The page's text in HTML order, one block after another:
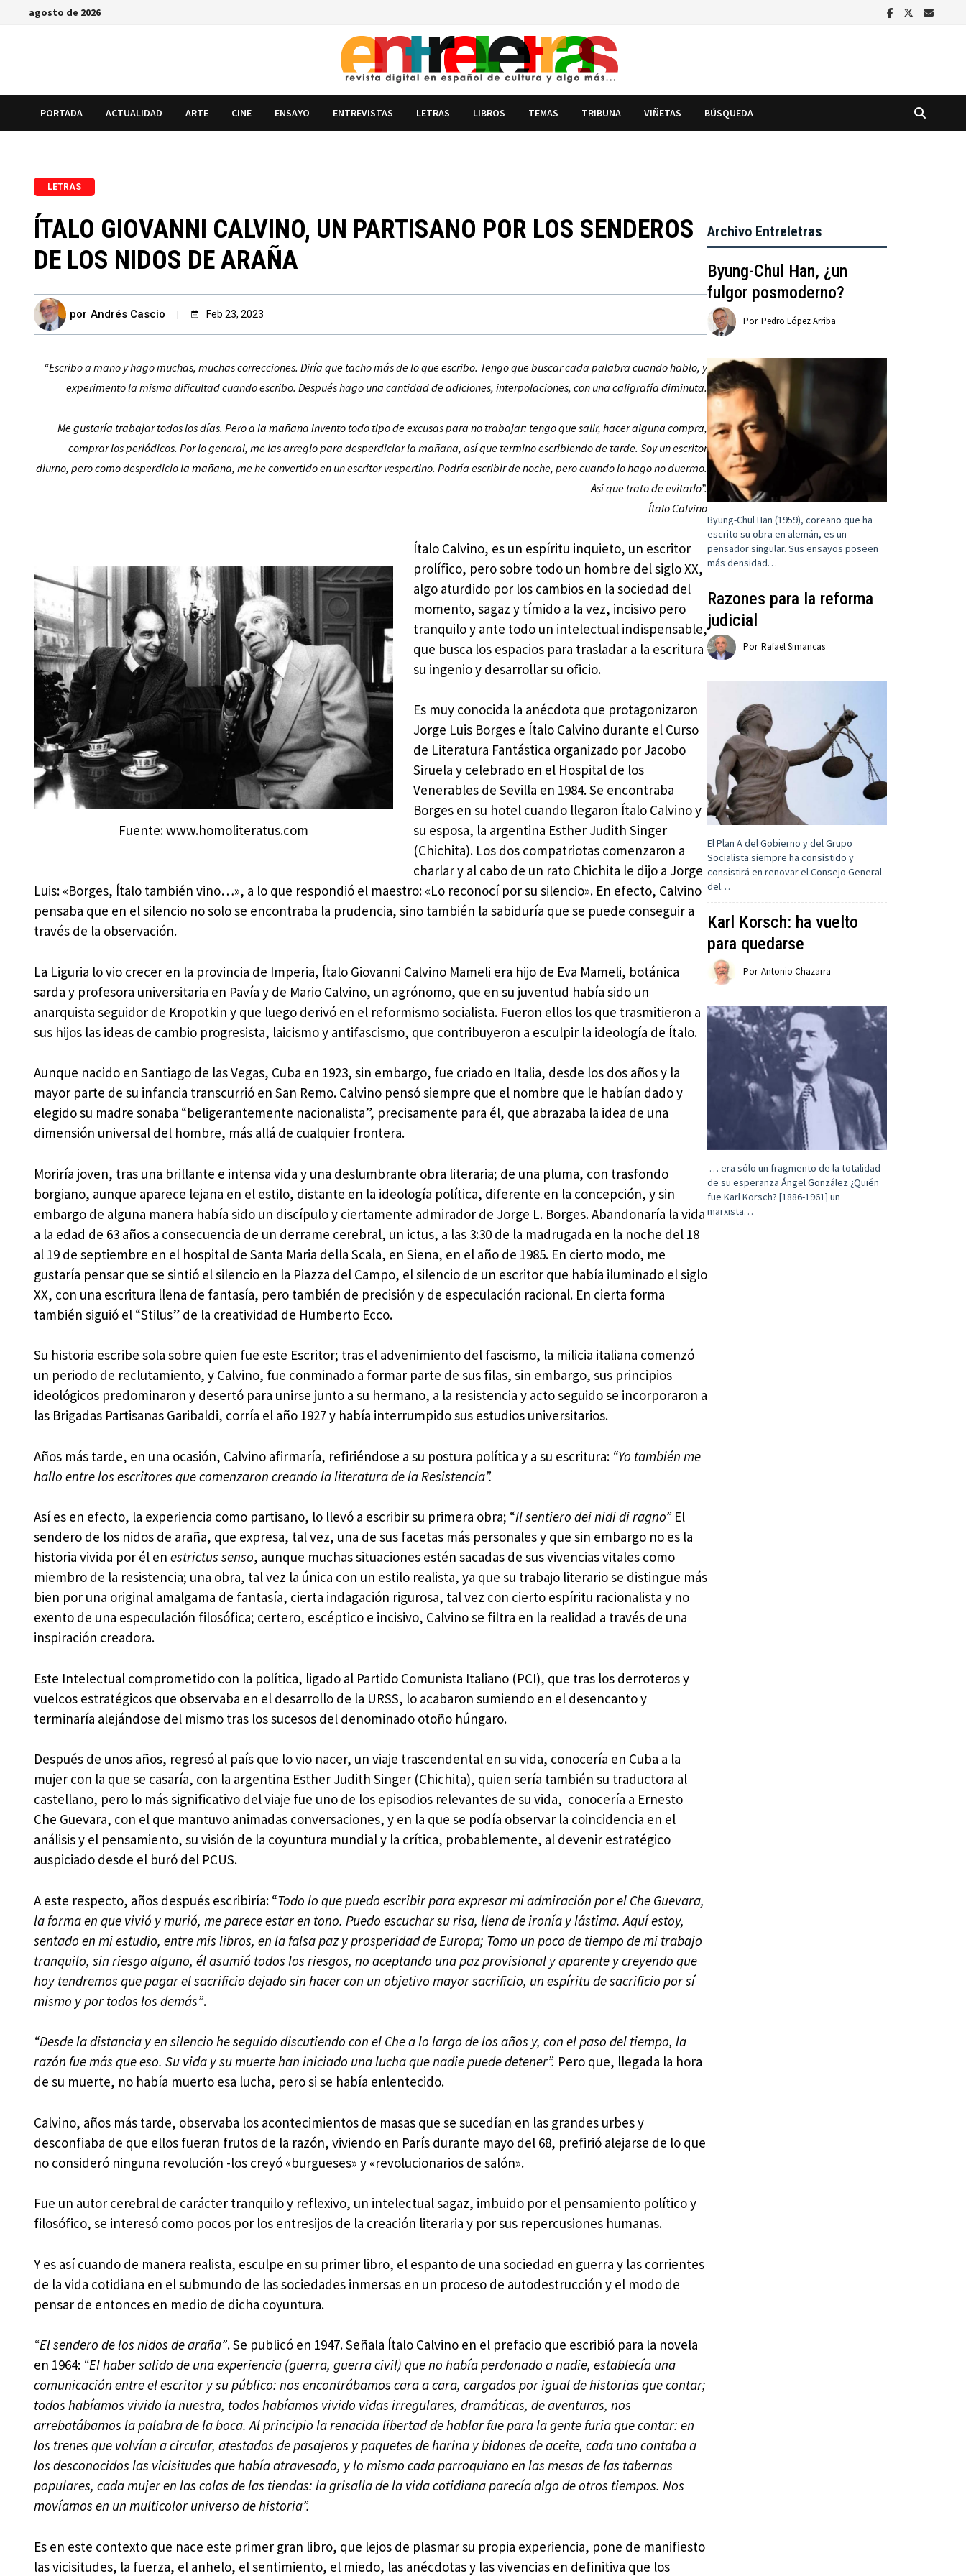
Saltaragosto de 2026
PORTADA ACTUALIDAD ARTE CINE ENSAYO ENTREVISTAS LETRAS LIBROS TEMAS TRIBUNA VIÑETAS BÚSQUEDA
LETRAS
ÍTALO GIOVANNI CALVINO, UN PARTISANO POR LOS SENDEROS
DE LOS NIDOS DE ARAÑA
por Andrés Cascio Feb 23, 2023
“Escribo a mano y hago muchas, muchas correcciones. Diría que tacho más de lo que escribo. Tengo que buscar cada palabra cuando hablo, y
experimento la misma dificultad cuando escribo. Después hago una cantidad de adiciones, interpolaciones, con una caligrafía diminuta.
Me gustaría trabajar todos los días. Pero a la mañana invento todo tipo de excusas para no trabajar: tengo que salir, hacer alguna compra,
comprar los periódicos. Por lo general, me las arreglo para desperdiciar la mañana, así que termino escribiendo de tarde. Soy un escritor
diurno, pero como desperdicio la mañana, me he convertido en un escritor vespertino. Podría escribir de noche, pero cuando lo hago no duermo.
Así que trato de evitarlo”.
Ítalo Calvino
Fuente: www.homoliteratus.com
Ítalo Calvino, es un espíritu inquieto, un escritor
prolífico, pero sobre todo un hombre del siglo XX,
algo aturdido por los cambios en la sociedad del
momento, sagaz y tímido a la vez, incisivo pero
tranquilo y ante todo un intelectual indispensable,
que busca los espacios para trasladar a la escritura
su ingenio y desarrollar su oficio.
Es muy conocida la anécdota que protagonizaron
Jorge Luis Borges e Ítalo Calvino durante el Curso
de Literatura Fantástica organizado por Jacobo
Siruela y celebrado en el Hospital de los
Venerables de Sevilla en 1984. Se encontraba
Borges en su hotel cuando llegaron Ítalo Calvino y
su esposa, la argentina Esther Judith Singer
(Chichita). Los dos compatriotas comenzaron a
charlar y al cabo de un rato Chichita le dijo a Jorge
Luis: «Borges, Ítalo también vino…», a lo que respondió el maestro: «Lo reconocí por su silencio». En efecto, Calvino
pensaba que en el silencio no solo se encontraba la prudencia, sino también la sabiduría que se puede conseguir a
través de la observación.
La Liguria lo vio crecer en la provincia de Imperia, Ítalo Giovanni Calvino Mameli era hijo de Eva Mameli, botánica
sarda y profesora universitaria en Pavía y de Mario Calvino, un agrónomo, que en su juventud había sido un
anarquista seguidor de Kropotkin y que luego derivó en el reformismo socialista. Fueron ellos los que trasmitieron a
sus hijos las ideas de cambio progresista, laicismo y antifascismo, que contribuyeron a esculpir la ideología de Ítalo.
Aunque nacido en Santiago de las Vegas, Cuba en 1923, sin embargo, fue criado en Italia, desde los dos años y la
mayor parte de su infancia transcurrió en San Remo. Calvino pensó siempre que el nombre que le habían dado y
elegido su madre sonaba “beligerantemente nacionalista”, precisamente para él, que abrazaba la idea de una
dimensión universal del hombre, más allá de cualquier frontera.
Moriría joven, tras una brillante e intensa vida y una deslumbrante obra literaria; de una pluma, con trasfondo
borgiano, aunque aparece lejana en el estilo, distante en la ideología política, diferente en la concepción, y sin
embargo de alguna manera había sido un discípulo y ciertamente admirador de Jorge L. Borges. Abandonaría la vida
a la edad de 63 años a consecuencia de un derrame cerebral, un ictus, a las 3:30 de la madrugada en la noche del 18
al 19 de septiembre en el hospital de Santa Maria della Scala, en Siena, en el año de 1985. En cierto modo, me
gustaría pensar que se sintió el silencio en la Piazza del Campo, el silencio de un escritor que había iluminado el siglo
XX, con una escritura llena de fantasía, pero también de precisión y de especulación racional. En cierta forma
también siguió el “Stilus” de la creatividad de Humberto Ecco.
Su historia escribe sola sobre quien fue este Escritor; tras el advenimiento del fascismo, la milicia italiana comenzó
un periodo de reclutamiento, y Calvino, fue conminado a formar parte de sus filas, sin embargo, sus principios
ideológicos predominaron y desertó para unirse junto a su hermano, a la resistencia y acto seguido se incorporaron a
las Brigadas Partisanas Garibaldi, corría el año 1927 y había interrumpido sus estudios universitarios.
Años más tarde, en una ocasión, Calvino afirmaría, refiriéndose a su postura política y a su escritura: “Yo también me
hallo entre los escritores que comenzaron creando la literatura de la Resistencia”.
Así es en efecto, la experiencia como partisano, lo llevó a escribir su primera obra; “Il sentiero dei nidi di ragno”El
sendero de los nidos de araña, que expresa, tal vez, una de sus facetas más personales y que sin embargo no es la
historia vivida por él en estrictus senso, aunque muchas situaciones estén sacadas de sus vivencias vitales como
miembro de la resistencia; una obra, tal vez la única con un estilo realista, ya que su trabajo literario se distingue más
bien por una original amalgama de fantasía, cierta indagación rigurosa, tal vez con cierto espíritu racionalista y no
exento de una especulación filosófica; certero, escéptico e incisivo, Calvino se filtra en la realidad a través de una
inspiración creadora.
Este Intelectual comprometido con la política, ligado al Partido Comunista Italiano (PCI), que tras los derroteros y
vuelcos estratégicos que observaba en el desarrollo de la URSS, lo acabaron sumiendo en el desencanto y
terminaría alejándose del mismo tras los sucesos del denominado otoño húngaro.
Después de unos años, regresó al país que lo vio nacer, un viaje trascendental en su vida, conocería en Cuba a la
mujer con la que se casaría, con la argentina Esther Judith Singer (Chichita), quien sería también su traductora al
castellano, pero lo más significativo del viaje fue uno de los episodios relevantes de su vida, conocería a Ernesto
Che Guevara, con el que mantuvo animadas conversaciones, y en la que se podía observar la coincidencia en el
análisis y el pensamiento, su visión de la coyuntura mundial y la crítica, probablemente, al devenir estratégico
auspiciado desde el buró del PCUS.
A este respecto, años después escribiría: “Todo lo que puedo escribir para expresar mi admiración por el Che Guevara,
la forma en que vivió y murió, me parece estar en tono. Puedo escuchar su risa, llena de ironía y lástima. Aquí estoy,
sentado en mi estudio, entre mis libros, en la falsa paz y prosperidad de Europa; Tomo un poco de tiempo de mi trabajo
tranquilo, sin riesgo alguno, él asumió todos los riesgos, no aceptando una paz provisional y aparente y creyendo que
hoy tendremos que pagar el sacrificio dejado sin hacer con un objetivo mayor sacrificio, un espíritu de sacrificio por sí
mismo y por todos los demás”.
“Desde la distancia y en silencio he seguido discutiendo con el Che a lo largo de los años y, con el paso del tiempo, la
razón fue más que eso. Su vida y su muerte han iniciado una lucha que nadie puede detener”. Pero que, llegada la hora
de su muerte, no había muerto esa lucha, pero si se había enlentecido.
Calvino, años más tarde, observaba los acontecimientos de masas que se sucedían en las grandes urbes y
desconfiaba de que ellos fueran frutos de la razón, viviendo en París durante mayo del 68, prefirió alejarse de lo que
no consideró ninguna revolución -los creyó «burgueses» y «revolucionarios de salón».
Fue un autor cerebral de carácter tranquilo y reflexivo, un intelectual sagaz, imbuido por el pensamiento político y
filosófico, se interesó como pocos por los entresijos de la creación literaria y por sus repercusiones humanas.
Y es así cuando de manera realista, esculpe en su primer libro, el espanto de una sociedad en guerra y las corrientes
de la vida cotidiana en el submundo de las sociedades inmersas en un proceso de autodestrucción y el modo de
pensar de entonces en medio de dicha coyuntura.
“El sendero de los nidos de araña”. Se publicó en 1947. Señala Ítalo Calvino en el prefacio que escribió para la novela
en 1964: “El haber salido de una experiencia (guerra, guerra civil) que no había perdonado a nadie, establecía una
comunicación entre el escritor y su público: nos encontrábamos cara a cara, cargados por igual de historias que contar;
todos habíamos vivido la nuestra, todos habíamos vivido vidas irregulares, dramáticas, de aventuras, nos
arrebatábamos la palabra de la boca. Al principio la renacida libertad de hablar fue para la gente furia que contar: en
los trenes que volvían a circular, atestados de pasajeros y paquetes de harina y bidones de aceite, cada uno contaba a
los desconocidos las vicisitudes que había atravesado, y lo mismo cada parroquiano en las mesas de las tabernas
populares, cada mujer en las colas de las tiendas: la grisalla de la vida cotidiana parecía algo de otros tiempos. Nos
movíamos en un multicolor universo de historia”.
Es en este contexto que nace este primer gran libro, que lejos de plasmar su propia experiencia, pone de manifiesto
las vicisitudes, la fuerza, el anhelo, el sentimiento, el miedo, las anécdotas y las vivencias en definitiva que los
Archivo Entreletras
Byung-Chul Han, ¿un
fulgor posmoderno?
Por Pedro López Arriba
Byung-Chul Han (1959), coreano que ha
escrito su obra en alemán, es un
pensador singular. Sus ensayos poseen
más densidad…
Razones para la reforma
judicial
Por Rafael Simancas
El Plan A del Gobierno y del Grupo
Socialista siempre ha consistido y
consistirá en renovar el Consejo General
del…
Karl Korsch: ha vuelto
para quedarse
Por Antonio Chazarra
… era sólo un fragmento de la totalidad
de su esperanza Ángel González ¿Quién
fue Karl Korsch? [1886-1961] un
marxista…